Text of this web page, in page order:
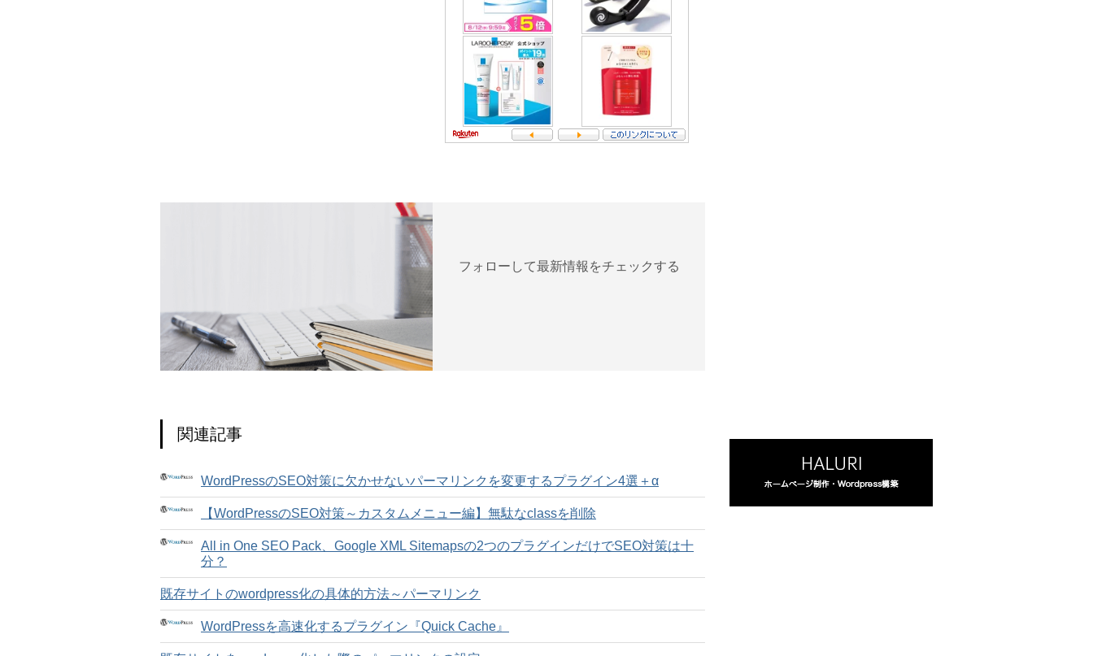
フォローして最新情報をチェックする
関連記事
WordPressのSEO対策に欠かせないパーマリンクを変更するプラグイン4選＋α
【WordPressのSEO対策～カスタムメニュー編】無駄なclassを削除
All in One SEO Pack、Google XML Sitemapsの2つのプラグインだけでSEO対策は十
分？
既存サイトのwordpress化の具体的方法～パーマリンク
WordPressを高速化するプラグイン『Quick Cache』